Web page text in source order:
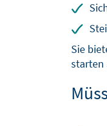
Sie
starten